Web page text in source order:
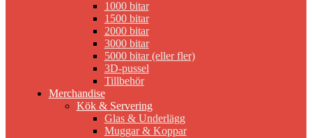
1000 bitar
1500 bitar
2000 bitar
3000 bitar
5000 bitar (eller fler)
3D-pussel
Tillbehör
Merchandise
Kök & Servering
Glas & Underlägg
Muggar & Koppar